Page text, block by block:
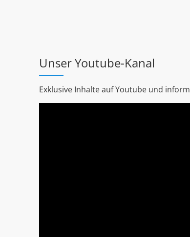
Unser Youtube-Kanal
Exklusive Inhalte auf Youtube und